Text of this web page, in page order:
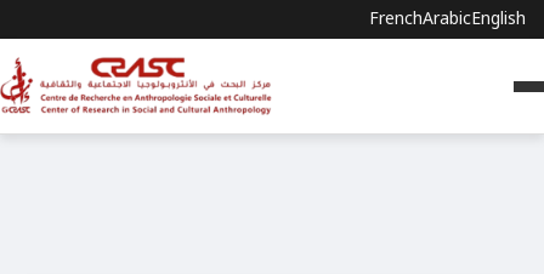
FrenchArabicEnglish